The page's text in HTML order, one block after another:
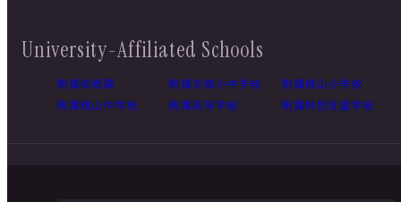
University-Affiliated Schools
附属幼稚園 附属京都小中学校
附属桃山小学校
附属桃山中学校
附属高等学校 附属特別支援学校